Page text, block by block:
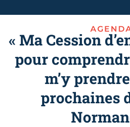
« Ma Cession
pour
m’y
prochaines